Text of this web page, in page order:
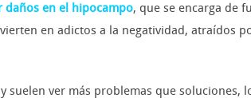
daños en el hipocampo, que se encarga de
en adictos a la negatividad, atraídos
ver más problemas que soluciones,